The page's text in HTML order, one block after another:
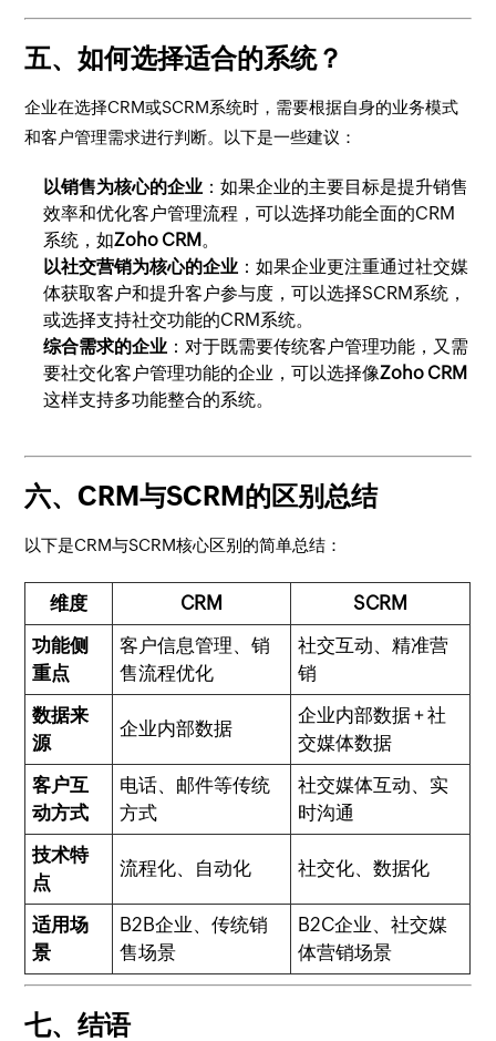
五、如何选择适合的系统？
企业在选择CRM或SCRM系统时，需要根据自身的业务模式
和客户管理需求进行判断。以下是一些建议：
以销售为核心的企业 ：如果企业的主要目标是提升销售
效率和优化客户管理流程，可以选择功能全面的CRM
系统，如Zoho CRM。
以社交营销为核心的企业 ：如果企业更注重通过社交媒
体获取客户和提升客户参与度，可以选择SCRM系统，
或选择支持社交功能的CRM系统。
综合需求的企业 ：对于既需要传统客户管理功能，又需
要社交化客户管理功能的企业，可以选择像Zoho CRM
这样支持多功能整合的系统。
六、CRM与SCRM的区别总结
以下是CRM与SCRM核心区别的简单总结：
维度 CRM
SCRM
功能侧
重点
客户信息管理、销
售流程优化
社交互动、精准营
销
数据来
源
企业内部数据
企业内部数据 + 社
交媒体数据
客户互
动方式
电话、邮件等传统
方式
社交媒体互动、实
时沟通
技术特
点
流程化、自动化 社交化、数据化
适用场
景
B2B企业、传统销
售场景
B2C企业、社交媒
体营销场景
七、结语